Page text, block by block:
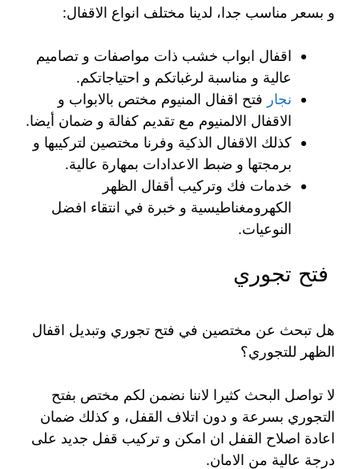
و بسعر مناسب جدا، لدينا مختلف انواع الاقفال:
اقفال ابواب خشب ذات مواصفات و تصاميم
عالية و مناسبة لرغباتكم و احتياجاتكم.
نجار فتح اقفال المنيوم مختص بالابواب و
الاقفال الالمنيوم مع تقديم كفالة و ضمان أيضا.
كذلك الاقفال الذكية وفرنا مختصين لتركيبها و
برمجتها و ضبط الاعدادات بمهارة عالية.
خدمات فك وتركيب أقفال الظهر
الكهرومغناطيسية و خبرة في انتقاء افضل
النوعيات.
فتح تجوري
هل تبحث عن مختصين في فتح تجوري وتبديل اقفال
الظهر للتجوري؟
لا تواصل البحث كثيرا لاننا نضمن لكم مختص بفتح
التجوري بسرعة و دون اتلاف القفل، و كذلك ضمان
اعادة اصلاح القفل ان امكن و تركيب قفل جديد على
درجة عالية من الامان.